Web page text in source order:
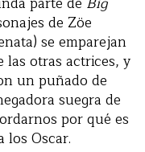
de Zöe
se emparejan
las otras actrices, y
un puñado de
suegra de
por qué es
los Oscar.